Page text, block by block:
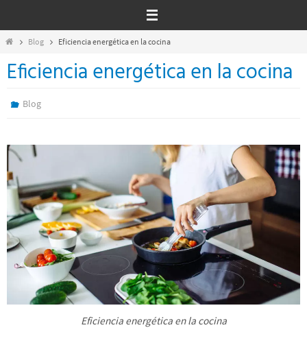
contenido
InicioBlog Eficiencia energética en la cocina
Eficiencia energética en la cocina
Blog
Eficiencia energética en la cocina